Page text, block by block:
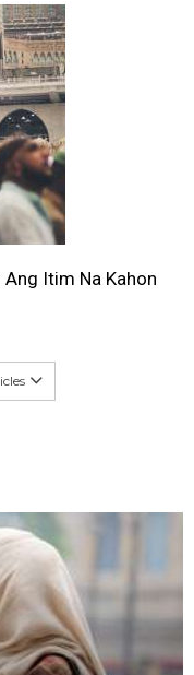
Itim Na Kahon